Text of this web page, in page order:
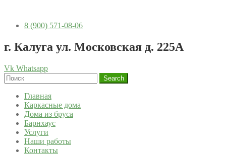
8 (900) 571-08-06
г. Калуга ул. Московская д. 225А
Vk Whatsapp
Search
Главная
Каркасные дома
Дома из бруса
Барнхаус
Услуги
Наши работы
Контакты